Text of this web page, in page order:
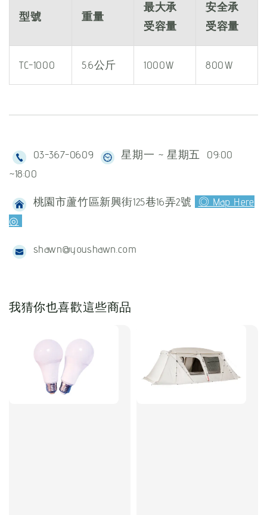
型號 重量
最大承
受容量
安全承
受容量
TC-1000 5.6公斤 1000W 800W
03-367-0609
星期一 ~ 星期五 09:00
~18:00
桃園市蘆竹區新興街125巷16弄2號
◎ Map Here
◎
shawn@youshawn.com
我猜你也喜歡這些商品